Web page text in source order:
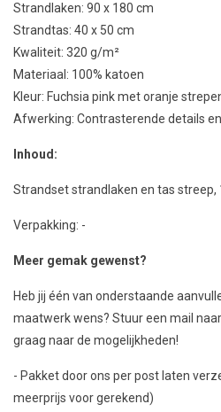
Strandlaken: 90 x 180 cm
Strandtas: 40 x 50 cm
Kwaliteit: 320 g/m²
Materiaal: 100% katoen
Kleur: Fuchsia pink met oranje
Afwerking: Contrasterende details
Inhoud:
Strandset strandlaken en tas streep,
Verpakking: -
Meer gemak gewenst?
Heb jij één van onderstaande
maatwerk wens? Stuur een mail
graag naar de mogelijkheden!
- Pakket door ons per post laten
meerprijs voor gerekend)